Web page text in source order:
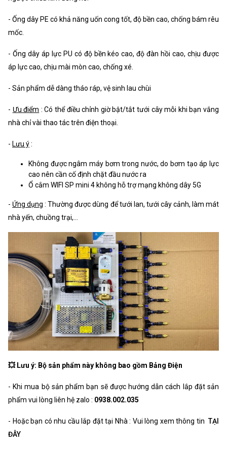
- Ống dây PE có khả năng uốn cong tốt, độ bền cao, chống bám rêu
mốc.
- Ống dây áp lực PU có độ bền kéo cao, độ đàn hồi cao, chịu được
áp lực cao, chịu mài mòn cao, chống xé.
- Sản phẩm dễ dàng tháo ráp, vệ sinh lau chùi
- Ưu điểm : Có thể điều chỉnh giờ bật/tắt tưới cây mỗi khi bạn vắng
nhà chỉ vài thao tác trên điện thoại.
- Lưu ý:
Không được ngâm máy bơm trong nước, do bơm tạo áp lực
cao nên cần cố định chặt đầu nước ra
Ổ cắm WIFI SP mini 4 không hỗ trợ mạng không dây 5G
- Ứng dụng : Thường được dùng để tưới lan, tưới cây cảnh, làm mát
nhà yến, chuồng trại,...
💥 Lưu ý: Bộ sản phẩm này không bao gồm Bảng Điện
- Khi mua bộ sản phẩm bạn sẽ được hướng dẫn cách lắp đặt sản
phẩm vui lòng liên hệ zalo : 0938.002.035
- Hoặc bạn có nhu cầu lắp đặt tại Nhà : Vui lòng xem thông tin TẠI
ĐÂY